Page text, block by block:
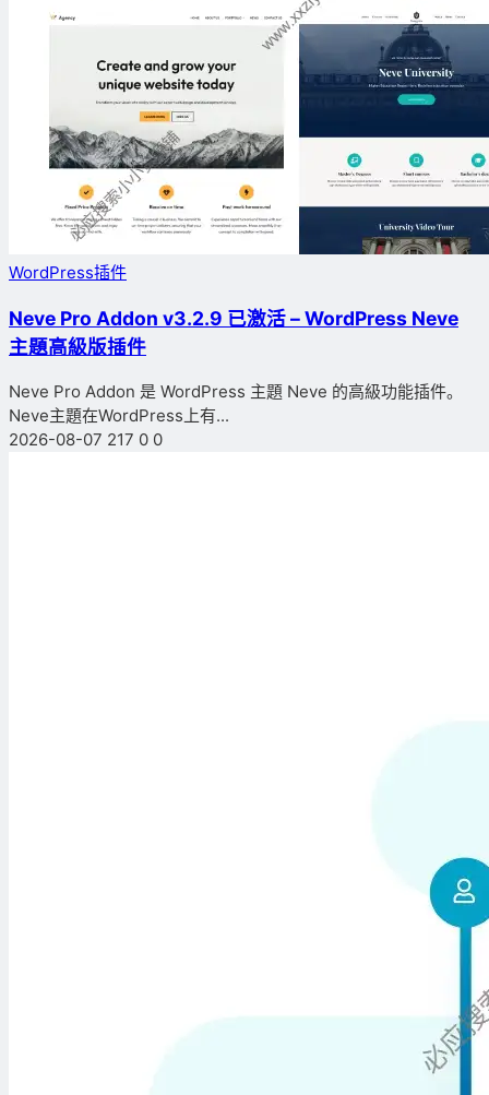
WordPress插件
Neve Pro Addon v3.2.9 已激活 – WordPress Neve
主題高級版插件
Neve Pro Addon 是 WordPress 主題 Neve 的高級功能插件。
Neve主題在WordPress上有...
2026-08-07 217 0 0